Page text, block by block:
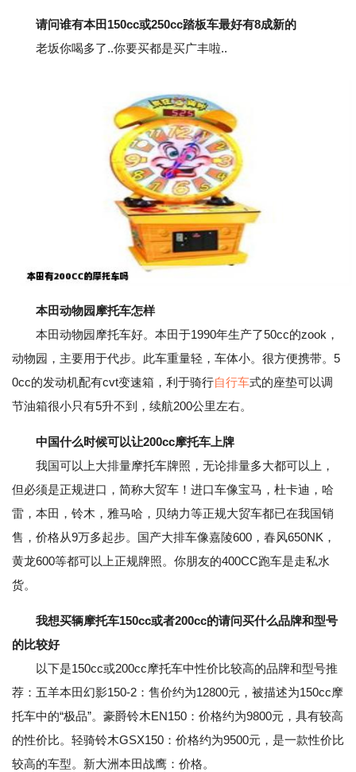
请问谁有本田150cc或250cc踏板车最好有8成新的
老坂你喝多了..你要买都是买广丰啦..
本田动物园摩托车怎样
本田动物园摩托车好。本田于1990年生产了50cc的zook，
动物园，主要用于代步。此车重量轻，车体小。很方便携带。5
0cc的发动机配有cvt变速箱，利于骑行自行车式的座垫可以调
节油箱很小只有5升不到，续航200公里左右。
中国什么时候可以让200cc摩托车上牌
我国可以上大排量摩托车牌照，无论排量多大都可以上，
但必须是正规进口，简称大贸车！进口车像宝马，杜卡迪，哈
雷，本田，铃木，雅马哈，贝纳力等正规大贸车都已在我国销
售，价格从9万多起步。国产大排车像嘉陵600，春风650NK，
黄龙600等都可以上正规牌照。你朋友的400CC跑车是走私水
货。
我想买辆摩托车150cc或者200cc的请问买什么品牌和型号
的比较好
以下是150cc或200cc摩托车中性价比较高的品牌和型号推
荐：五羊本田幻影150-2：售价约为12800元，被描述为150cc摩
托车中的“极品”。豪爵铃木EN150：价格约为9800元，具有较高
的性价比。轻骑铃木GSX150：价格约为9500元，是一款性价比
较高的车型。新大洲本田战鹰：价格。